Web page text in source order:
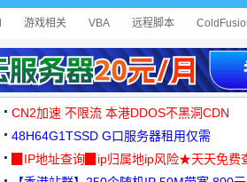
游戏相关 VBA 远程脚本
CN2加速 不限流 本港DDOS不黑洞CDN
48H64G1TSSD G口服务器租用仅需
3000+可免费测试
▉IP地址查询▉ip归属地ip风险★天天免费